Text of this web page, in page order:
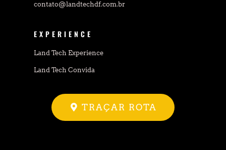
contato@landtechdf.com.br
EXPERIENCE
Land Tech Experience
Land Tech Convida
TRAÇAR ROTA